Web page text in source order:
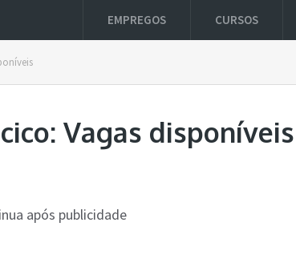
EMPREGOS CURSOS
Vagas disponíveis
após publicidade